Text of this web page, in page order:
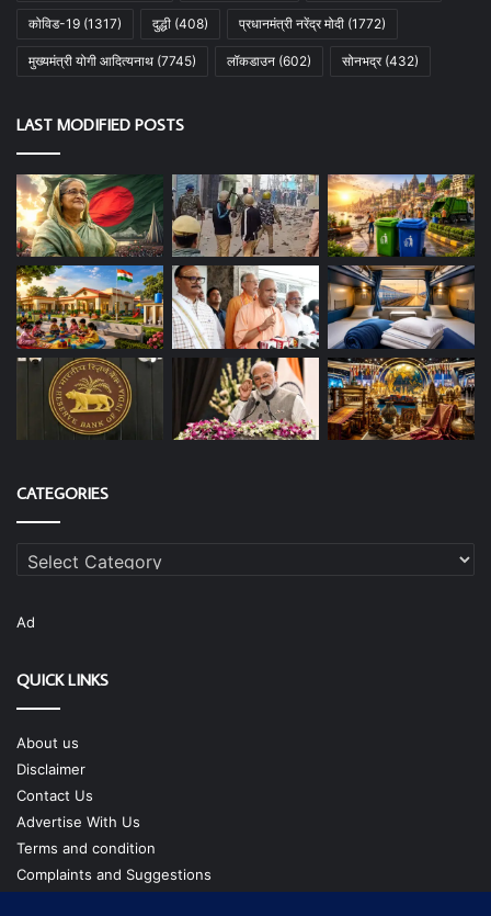
कोविड-19 (1317) दुद्धी (408) प्रधानमंत्री नरेंद्र मोदी (1772)
मुख्यमंत्री योगी आदित्यनाथ (7745) लॉकडाउन (602) सोनभद्र(432)
LAST MODIFIED POSTS
CATEGORIES
Categories
Ad
QUICK LINKS
About us
Disclaimer
Contact Us
Advertise With Us
Terms and condition
Complaints and Suggestions